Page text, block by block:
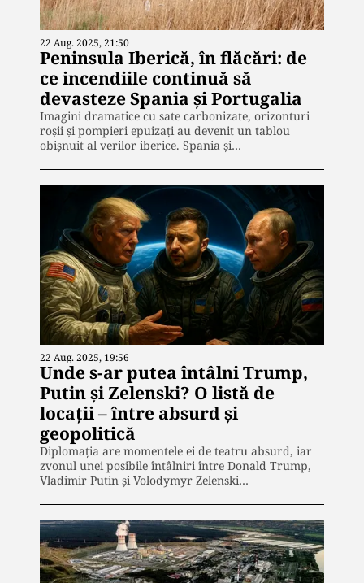
22 Aug. 2025, 21:50
Peninsula Iberică, în flăcări: de
ce incendiile continuă să
devasteze Spania și Portugalia
Imagini dramatice cu sate carbonizate, orizonturi
roșii și pompieri epuizați au devenit un tablou
obișnuit al verilor iberice. Spania și…
22 Aug. 2025, 19:56
Unde s-ar putea întâlni Trump,
Putin și Zelenski? O listă de
locații – între absurd și
geopolitică
Diplomația are momentele ei de teatru absurd, iar
zvonul unei posibile întâlniri între Donald Trump,
Vladimir Putin și Volodymyr Zelenski…